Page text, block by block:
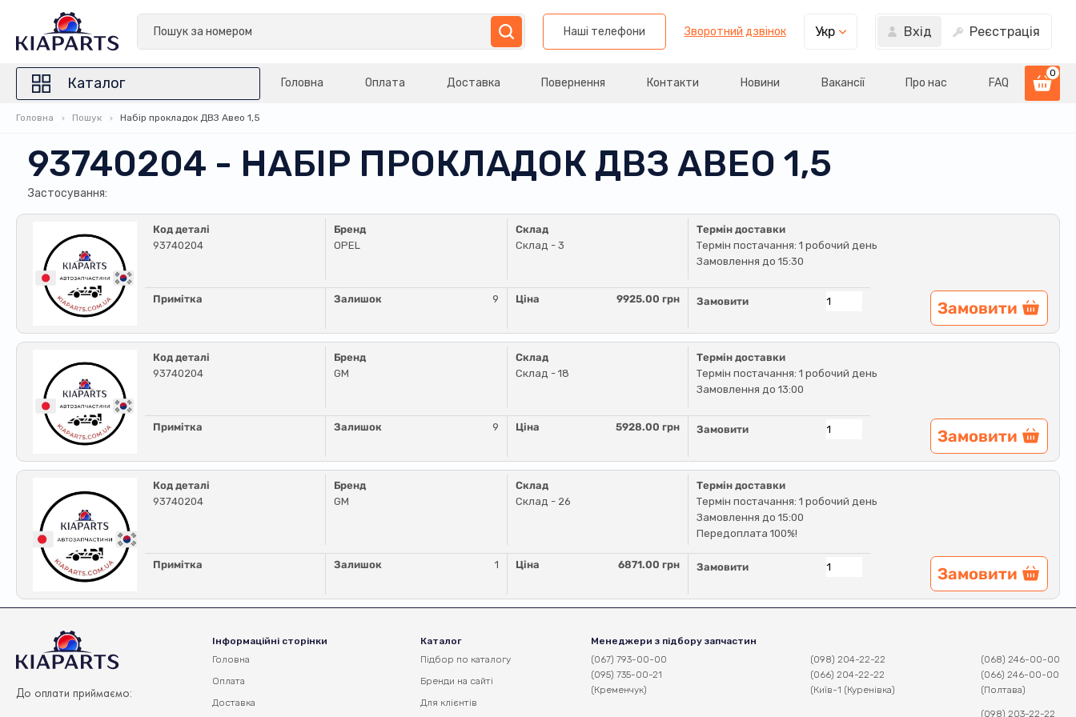
Наші телефони Зворотний дзвінок Укр Вхід Реєстрація
Каталог Головна Оплата Доставка Повернення Контакти Новини Вакансії Про нас FAQ
0
Головна Пошук Набір прокладок ДВЗ Авео 1,5
93740204 - НАБІР ПРОКЛАДОК ДВЗ АВЕО 1,5
Застосування:
Код деталі
93740204
Бренд
OPEL
Склад
Склад - 3
Термін доставки
Термін постачання: 1 робочий день
Замовлення до 15:30
Примітка Залишок 9 Ціна 9925.00 грн Замовити Замовити
Код деталі
93740204
Бренд
GM
Склад
Склад - 18
Термін доставки
Термін постачання: 1 робочий день
Замовлення до 13:00
Примітка Залишок 9 Ціна 5928.00 грн Замовити Замовити
Код деталі
93740204
Бренд
GM
Склад
Склад - 26
Термін доставки
Термін постачання: 1 робочий день
Замовлення до 15:00
Передоплата 100%!
Примітка Залишок 1 Ціна 6871.00 грн Замовити Замовити
До оплати приймаємо:
Інформаційні сторінки
Головна
Оплата
Доставка
Каталог
Підбор по каталогу
Бренди на сайті
Для клієнтів
Менеджери з підбору запчастин
(067) 793-00-00
(095) 735-00-21
(Кременчук)
(098) 204-22-22
(066) 204-22-22
(Київ-1 (Куренівка)
(068) 246-00-00
(066) 246-00-00
(Полтава)
(098) 203-22-22